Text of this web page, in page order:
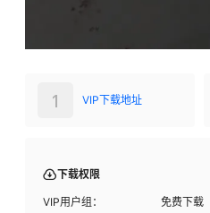
VIP下载地址
1
下载权限
VIP用户组： 免费下载